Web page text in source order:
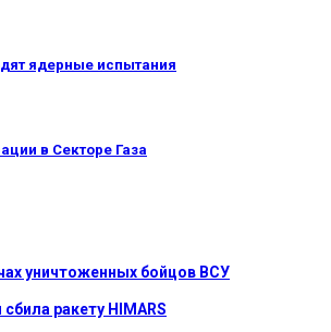
ядерные испытания
в Секторе Газа
уничтоженных бойцов ВСУ
ракету HIMARS